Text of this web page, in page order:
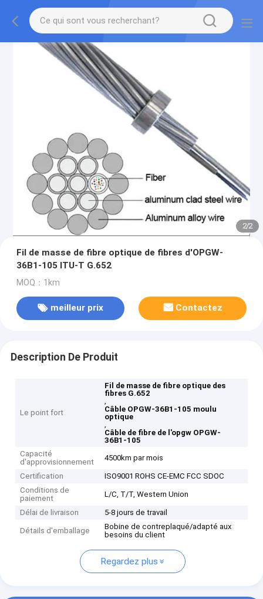
2/2
Fil de masse de fibre optique de fibres d'OPGW-
36B1-105 ITU-T G.652
MOQ：1km
meilleur prix Contactez
Description De Produit
Le point fort
Fil de masse de fibre optique des
fibres G.652
,
Câble OPGW-36B1-105 moulu
optique
,
Câble de fibre de l'opgw OPGW-
36B1-105
Capacité
d'approvisionnement
4500km par mois
Certification
ISO9001 ROHS CE-EMC FCC SDOC
Conditions de
paiement
L/C, T/T, Western Union
Délai de livraison 5-8 jours de travail
Détails d'emballage
Bobine de contreplaqué/adapté aux
besoins du client
Regardez plus